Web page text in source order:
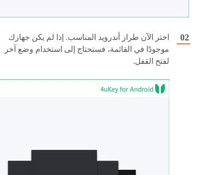
اختر الآن طراز أندرويد المناسب. إذا لم يكن جهازك
موجودًا في القائمة، فستحتاج إلى استخدام وضع آخر
لفتح القفل.